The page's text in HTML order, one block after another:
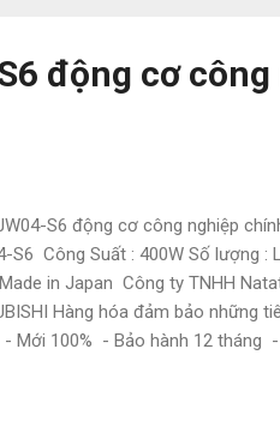
động cơ
S6 động cơ công nghiệp
S6 Công Suất : 400W Số lượng
in Japan Công ty TNHH
Hàng hóa đảm bảo những
Mới 100% - Bảo hành 12 tháng